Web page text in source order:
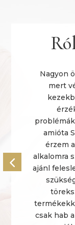
Hydra
Sztellanal
Sztella
elmondja
is